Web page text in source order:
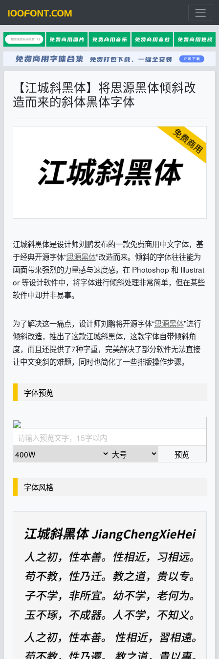
【江城斜黑体】将思源黑体倾斜改
造而来的斜体黑体字体
江城斜黑体是设计师刘鹏发布的一款免费商用中文字体，基
于经典开源字体“思源黑体”改造而来。倾斜的字体往往能为
画面带来强烈的力量感与速度感。在 Photoshop 和 Illustrat
or 等设计软件中，将字体进行倾斜处理非常简单，但在某些
软件中却并非易事。
为了解决这一痛点，设计师刘鹏将开源字体“思源黑体”进行
倾斜改造，推出了这款江城斜黑体，这款字体自带倾斜角
度，而且还提供了7种字重，完美解决了部分软件无法直接
让中文变斜的难题，同时也简化了一些排版操作步骤。
字体预览
预览
字体风格